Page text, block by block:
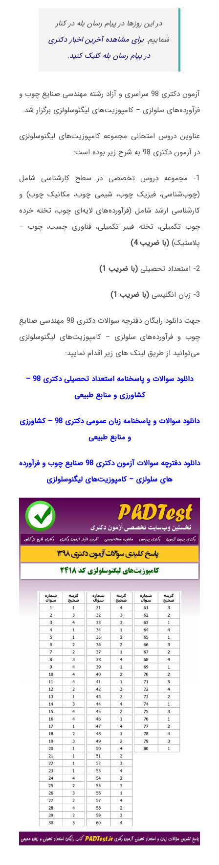
در این روزها در پیام رسان بله در کنار
شماییم.برای مشاهده آخرین اخبار دکتری
در پیام رسان بله کلیک کنید.
آزمون دکتری 98 سراسری و آزاد رشته مهندسی صنایع چوب و
فرآورده‌های سلولزی – کامپوزیت‌های لیگنوسلولزی برگزار شد.
عناوین دروس امتحانی مجموعه کامپوزیت‌های لیگنوسلولزی
در آزمون دکتری 98 به شرح زیر بوده است:
1- مجموعه دروس تخصصی در سطح کارشناسی شامل
(چوب‌شناسی، فیزیک چوب، شیمی چوب، مکانیک چوب) و
کارشناسی ارشد شامل (فرآورده‌های لایه‌ای چوب، تخته خرده
چوب تکمیلی، تخته فیبر تکمیلی، فناوری چسب، چوب –
پلاستیک) (با ضریب 4)
2- استعداد تحصیلی (با ضریب 1)
3- زبان انگلیسی (با ضریب 1)
جهت دانلود رایگان دفترچه سوالات دکتری 98 مهندسی صنایع
چوب و فرآورده‌های سلولزی – کامپوزیت‌های لیگنوسلولزی
می‌توانید از طریق لینک های زیر اقدام نمایید:
دانلود سوالات و پاسخنامه استعداد تحصیلی دکتری 98
–
کشاورزی و منابع طبیعی
دانلود سوالات و پاسخنامه زبان عمومی دکتری 98 – کشاورزی
و منابع طبیعی
دانلود دفترچه سوالات آزمون دکتری 98 صنایع چوب و فرآورده
های سلولزی – کامپوزیت‌های لیگنوسلولزی